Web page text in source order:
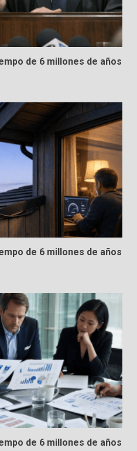
de 6 millones de años
de 6 millones de años
de 6 millones de años